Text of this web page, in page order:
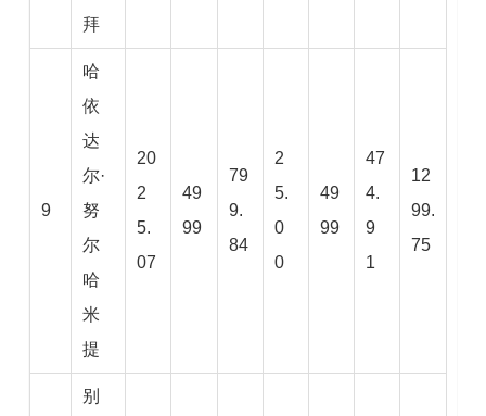
拜
9
哈
依
达
尔·
努
尔
哈
米
提
20
2
5.
07
49
99
79
9.
84
2
5.
0
0
49
99
47
4.
9
1
12
99.
75
别